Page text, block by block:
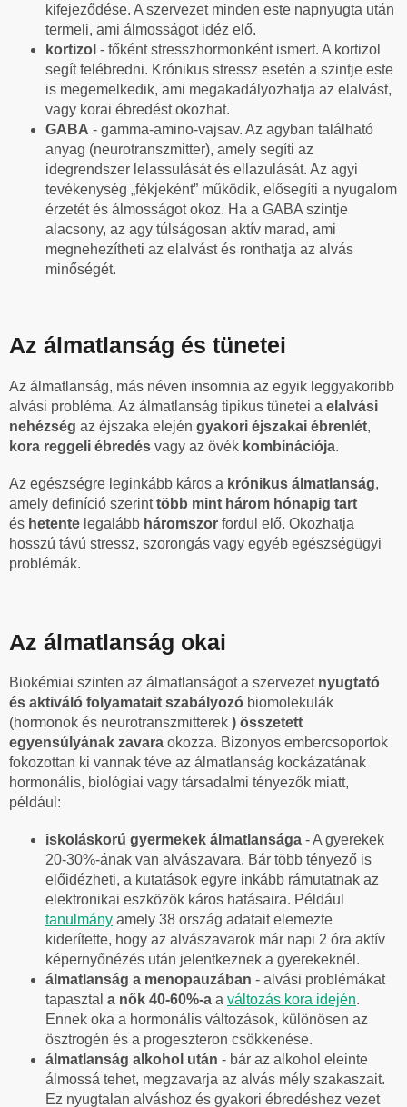
kifejeződése. A szervezet minden este napnyugta után
termeli, ami álmosságot idéz elő.
kortizol - főként stresszhormonként ismert. A kortizol
segít felébredni. Krónikus stressz esetén a szintje este
is megemelkedik, ami megakadályozhatja az elalvást,
vagy korai ébredést okozhat.
GABA - gamma-amino-vajsav. Az agyban található
anyag (neurotranszmitter), amely segíti az
idegrendszer lelassulását és ellazulását. Az agyi
tevékenység „fékjeként” működik, elősegíti a nyugalom
érzetét és álmosságot okoz. Ha a GABA szintje
alacsony, az agy túlságosan aktív marad, ami
megnehezítheti az elalvást és ronthatja az alvás
minőségét.
Az álmatlanság és tünetei
Az álmatlanság, más néven insomnia az egyik leggyakoribb
alvási probléma. Az álmatlanság tipikus tünetei a elalvási
nehézség az éjszaka elején gyakori éjszakai ébrenlét,
kora reggeli ébredés vagy az övék kombinációja.
Az egészségre leginkább káros a krónikus álmatlanság,
amely definíció szerinttöbb mint három hónapig tart
és hetente legalább háromszor fordul elő. Okozhatja
hosszú távú stressz, szorongás vagy egyéb egészségügyi
problémák.
Az álmatlanság okai
Biokémiai szinten az álmatlanságot a szervezetnyugtató
és aktiváló folyamatait szabályozó biomolekulák
(hormonok és neurotranszmitterek ) összetett
egyensúlyának zavara okozza. Bizonyos embercsoportok
fokozottan ki vannak téve az álmatlanság kockázatának
hormonális, biológiai vagy társadalmi tényezők miatt,
például:
iskoláskorú gyermekek álmatlansága - A gyerekek
20-30%-ának van alvászavara. Bár több tényező is
előidézheti, a kutatások egyre inkább rámutatnak az
elektronikai eszközök káros hatásaira. Például
tanulmány amely 38 ország adatait elemezte
kiderítette, hogy az alvászavarok már napi 2 óra aktív
képernyőnézés után jelentkeznek a gyerekeknél.
álmatlanság a menopauzában - alvási problémákat
tapasztal a nők 40-60%-a a változás kora idején.
Ennek oka a hormonális változások, különösen az
ösztrogén és a progeszteron csökkenése.
álmatlanság alkohol után - bár az alkohol eleinte
álmossá tehet, megzavarja az alvás mély szakaszait.
Ez nyugtalan alváshoz és gyakori ébredéshez vezet